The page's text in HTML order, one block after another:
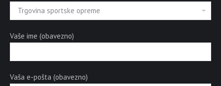
Vaše ime (obavezno)
Vaša e-pošta (obavezno)